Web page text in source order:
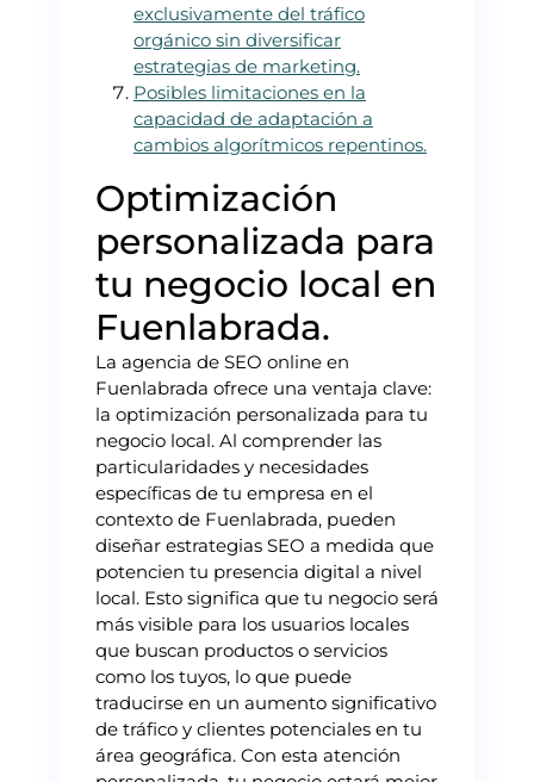
exclusivamente del tráfico
orgánico sin diversificar
estrategias de marketing.
Posibles limitaciones en la
capacidad de adaptación a
cambios algorítmicos repentinos.
Optimización
personalizada para
tu negocio local en
Fuenlabrada.
La agencia de SEO online en
Fuenlabrada ofrece una ventaja clave:
la optimización personalizada para tu
negocio local. Al comprender las
particularidades y necesidades
específicas de tu empresa en el
contexto de Fuenlabrada, pueden
diseñar estrategias SEO a medida que
potencien tu presencia digital a nivel
local. Esto significa que tu negocio será
más visible para los usuarios locales
que buscan productos o servicios
como los tuyos, lo que puede
traducirse en un aumento significativo
de tráfico y clientes potenciales en tu
área geográfica. Con esta atención